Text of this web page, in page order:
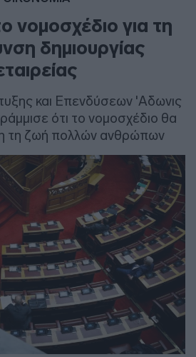
νομοσχέδιο για τη
δημιουργίας
και Επενδύσεων 'Αδωνις
ότι το νομοσχέδιο θα
τη ζωή πολλών ανθρώπων